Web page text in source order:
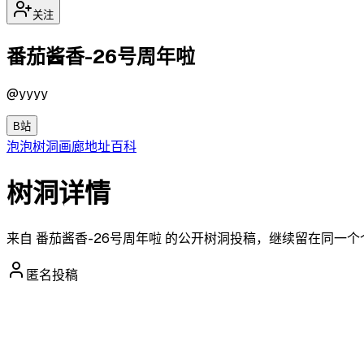
关注
番茄酱香-26号周年啦
@yyyy
B站
泡泡树洞画廊地址百科
树洞详情
来自 番茄酱香-26号周年啦 的公开树洞投稿，继续留在同一个
匿名投稿